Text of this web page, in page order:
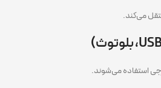
می‌کند.
استفاده می‌شوند.